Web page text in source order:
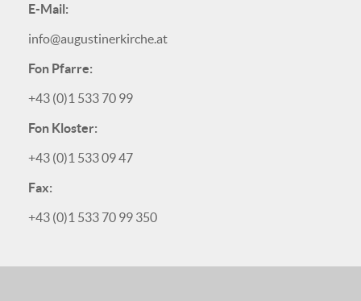
E-Mail:
info@augustinerkirche.at
Fon Pfarre:
+43 (0)1 533 70 99
Fon Kloster:
+43 (0)1 533 09 47
Fax:
+43 (0)1 533 70 99 350